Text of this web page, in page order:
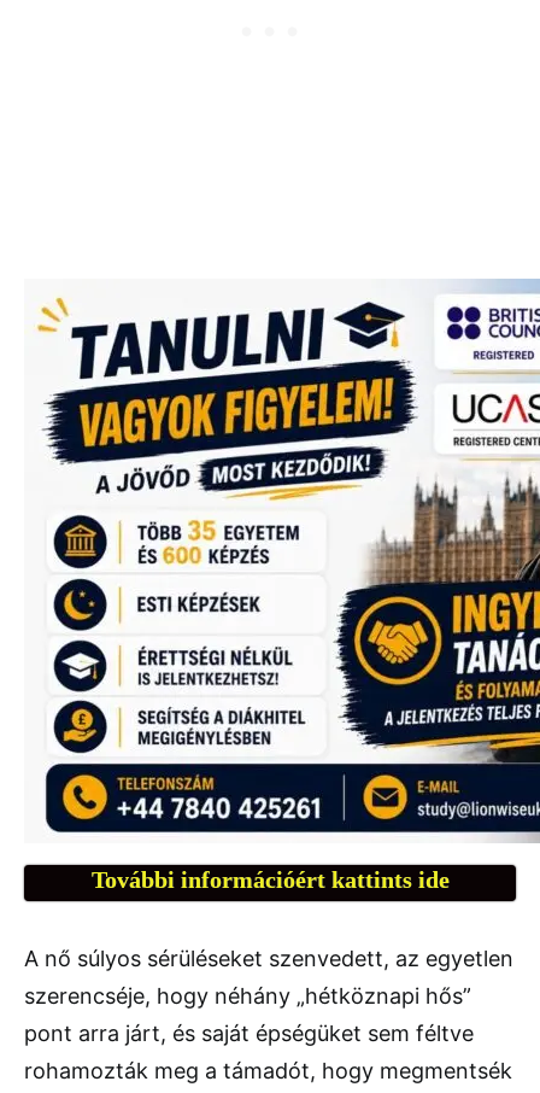
További információért kattints ide
A nő súlyos sérüléseket szenvedett, az egyetlen
szerencséje, hogy néhány „hétköznapi hős”
pont arra járt, és saját épségüket sem féltve
rohamozták meg a támadót, hogy megmentsék